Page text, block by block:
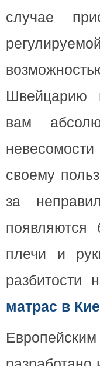
случае
Швейцарию
вам
своему
за
плечи и
разбитости
матрас в